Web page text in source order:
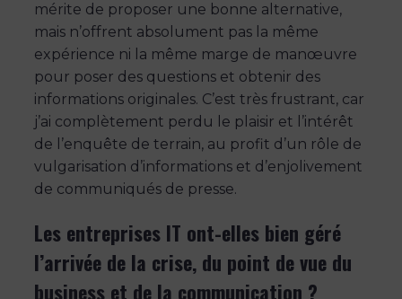
mérite de proposer une bonne alternative,
mais n’offrent absolument pas la même
expérience ni la même marge de manœuvre
pour poser des questions et obtenir des
informations originales. C’est très frustrant, car
j’ai complètement perdu le plaisir et l’intérêt
de l’enquête de terrain, au profit d’un rôle de
vulgarisation d’informations et d’enjolivement
de communiqués de presse.
Les entreprises IT ont-elles bien géré
l’arrivée de la crise, du point de vue du
business et de la communication ?